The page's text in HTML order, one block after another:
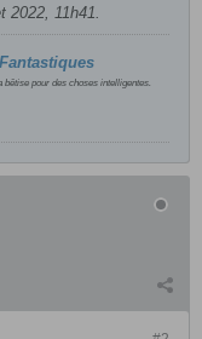
2022, 11h41.
pour des choses intelligentes.